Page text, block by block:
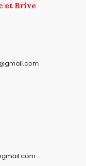
et Brive